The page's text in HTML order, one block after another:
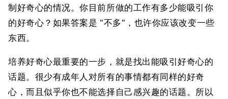
制好奇心的情况。你目前所做的工作有多少能吸引你
的好奇心？如果答案是 "不多"，也许你应该改变一些
东西。
培养好奇心最重要的一步，就是找出能吸引好奇心的
话题。很少有成年人对所有的事情都有同样的好奇
心，而且似乎你也不能选择自己感兴趣的话题。所以